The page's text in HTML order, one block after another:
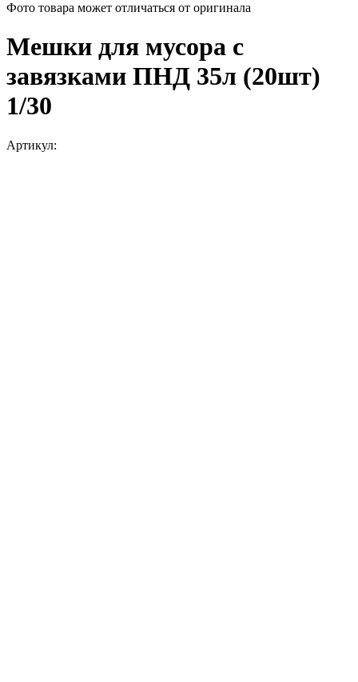
Фото товара может отличаться от оригинала
Мешки для мусора с
завязками ПНД 35л (20шт)
1/30
Артикул: